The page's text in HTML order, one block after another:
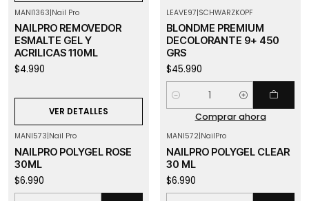
MANI1363|Nail Pro
NAILPRO REMOVEDOR
ESMALTE GEL Y
ACRILICAS 110ML
$4.990
VER DETALLES
LEAVE97|SCHWARZKOPF
BLONDME PREMIUM
DECOLORANTE 9+ 450
GRS
$45.990
Cantidad
Comprar ahora
MANI573|Nail Pro
NAILPRO POLYGEL ROSE
30ML
$6.990
MANI572|NailPro
NAILPRO POLYGEL CLEAR
30 ML
$6.990